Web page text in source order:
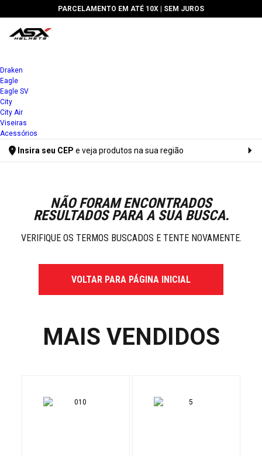
PARCELAMENTO EM ATÉ 10X | SEM JUROS
Draken
Eagle
Eagle SV
City
City Air
Viseiras
Acessórios
Insira seu CEP e veja produtos na sua região
NÃO FORAM ENCONTRADOS
RESULTADOS PARA A SUA BUSCA.
VERIFIQUE OS TERMOS BUSCADOS E TENTE NOVAMENTE.
VOLTAR PARA PÁGINA INICIAL
MAIS VENDIDOS